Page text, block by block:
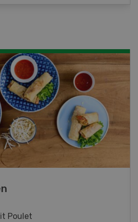
Dörrtomaten-